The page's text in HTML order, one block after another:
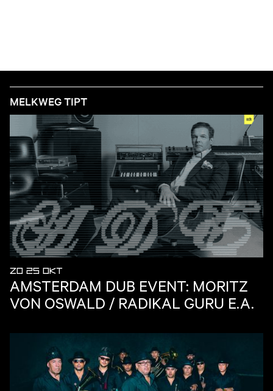
MELKWEG TIPT
ZO 25 OKT
AMSTERDAM DUB EVENT: MORITZ
VON OSWALD / RADIKAL GURU E.A.